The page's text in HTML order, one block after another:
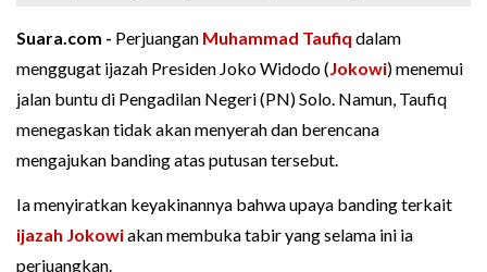
Suara.com - Perjuangan Muhammad Taufiq dalam
menggugat ijazah Presiden Joko Widodo (Jokowi) menemui
jalan buntu di Pengadilan Negeri (PN) Solo. Namun, Taufiq
menegaskan tidak akan menyerah dan berencana
mengajukan banding atas putusan tersebut.
Ia menyiratkan keyakinannya bahwa upaya banding terkait
ijazah Jokowiakan membuka tabir yang selama ini ia
perjuangkan.